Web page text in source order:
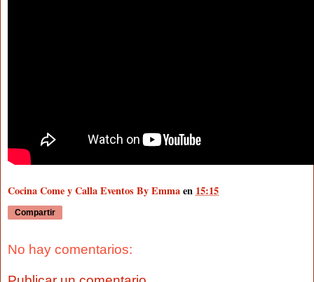
Cocina Come y Calla Eventos By Emmaen15:15
Compartir
No hay comentarios: